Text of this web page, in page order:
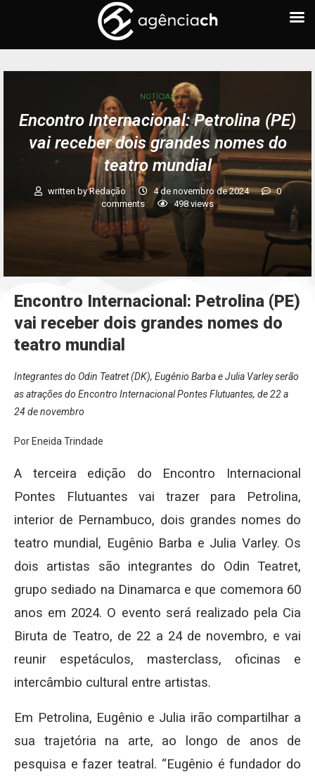
NOTÍCIAS
Encontro Internacional: Petrolina (PE)
vai receber dois grandes nomes do
teatro mundial
written byRedação 4 de novembro de 2024
0
comments
498 views
Encontro Internacional: Petrolina (PE)
vai receber dois grandes nomes do
teatro mundial
Integrantes do Odin Teatret (DK), Eugênio Barba e Julia Varley serão
as atrações do Encontro Internacional Pontes Flutuantes, de 22 a
24 de novembro
Por Eneida Trindade
A terceira edição do Encontro Internacional
Pontes Flutuantes vai trazer para Petrolina,
interior de Pernambuco, dois grandes nomes do
teatro mundial, Eugênio Barba e Julia Varley. Os
dois artistas são integrantes do Odin Teatret,
grupo sediado na Dinamarca e que comemora 60
anos em 2024. O evento será realizado pela Cia
Biruta de Teatro, de 22 a 24 de novembro, e vai
reunir espetáculos, masterclass, oficinas e
intercâmbio cultural entre artistas.
Em Petrolina, Eugênio e Julia irão compartilhar a
sua trajetória na arte, ao longo de anos de
pesquisa e fazer teatral. “Eugênio é fundador do